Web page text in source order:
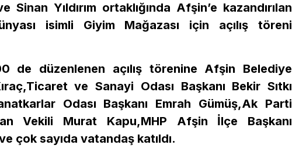
Sinan Yıldırım ortaklığında Afşin’e kazandırılan
isimli Giyim Mağazası için açılış töreni
de düzenlenen açılış törenine Afşin Belediye
ve Sanayi Odası Başkanı Bekir Sıtkı
Odası Başkanı Emrah Gümüş,Ak Parti
Vekili Murat Kapu,MHP Afşin İlçe Başkanı
çok sayıda vatandaş katıldı.